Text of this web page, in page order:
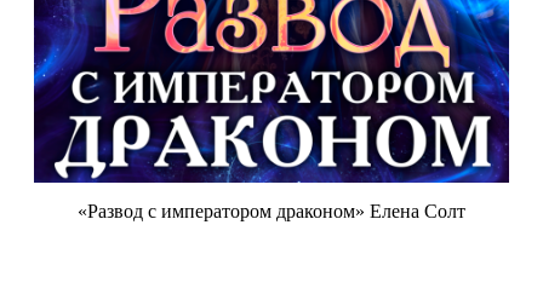
«Развод с императором драконом» Елена Солт